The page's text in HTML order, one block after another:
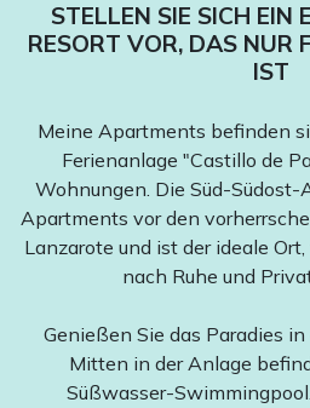
STELLEN SIE SICH EIN
RESORT VOR, DAS NUR
IST
Meine Apartments befinden
Ferienanlage "Castillo de
Wohnungen. Die Süd-Südost-
Apartments vor den
Lanzarote und ist der ideale
nach Ruhe und
Genießen Sie das Paradies
Mitten in der Anlage
Süßwasser-